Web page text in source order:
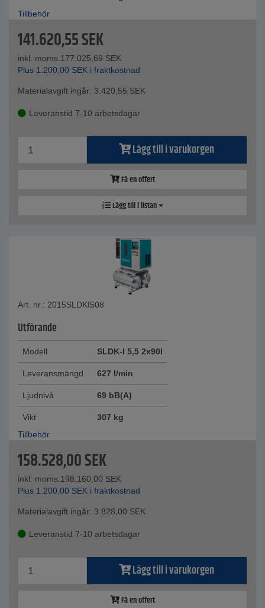
Tillbehör
141.620,55SEK
inkl. moms.177.025,69 SEK
Plus 1.200,00 SEK i fraktkostnad
Materialavgift ingår: 3.420,55 SEK
Leveranstid 7-10 arbetsdagar
Lägg till i varukorgen
Få en offert
Lägg till i listan
Art. nr.: 2015SLDKI508
Utförande
Modell SLDK-I 5,5 2x90l
Leveransmängd 627 l/min
Ljudnivå 69 bB(A)
Vikt
307 kg
Tillbehör
158.528,00SEK
inkl. moms.198.160,00 SEK
Plus 1.200,00 SEK i fraktkostnad
Materialavgift ingår: 3.828,00 SEK
Leveranstid 7-10 arbetsdagar
Lägg till i varukorgen
Få en offert